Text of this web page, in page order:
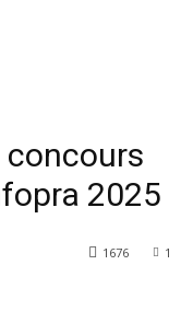
2025
1
1676